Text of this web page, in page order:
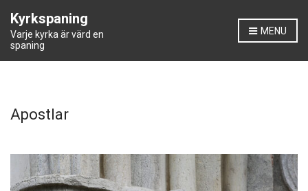
Kyrkspaning
Varje kyrka är värd en
spaning
MENU
Apostlar